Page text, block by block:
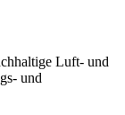
Luft- und
und